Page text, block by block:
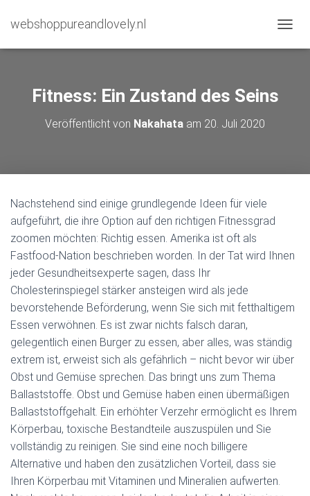
webshoppureandlovely.nl
A
T
Fitness: Ein Zustand des Seins
Veröffentlicht von Nakahata am 20. Juli 2020
Nachstehend sind einige grundlegende Ideen für viele
aufgeführt, die ihre Option auf den richtigen Fitnessgrad
zoomen möchten: Richtig essen. Amerika ist oft als
Fastfood-Nation beschrieben worden. In der Tat wird Ihnen
jeder Gesundheitsexperte sagen, dass Ihr
Cholesterinspiegel stärker ansteigen wird als jede
bevorstehende Beförderung, wenn Sie sich mit fetthaltigem
Essen verwöhnen. Es ist zwar nichts falsch daran,
gelegentlich einen Burger zu essen, aber alles, was ständig
extrem ist, erweist sich als gefährlich – nicht bevor wir über
Obst und Gemüse sprechen. Das bringt uns zum Thema
Ballaststoffe. Obst und Gemüse haben einen übermäßigen
Ballaststoffgehalt. Ein erhöhter Verzehr ermöglicht es Ihrem
Körperbau, toxische Bestandteile auszuspülen und Sie
vollständig zu reinigen. Sie sind eine noch billigere
Alternative und haben den zusätzlichen Vorteil, dass sie
Ihren Körperbau mit Vitaminen und Mineralien aufwerten.